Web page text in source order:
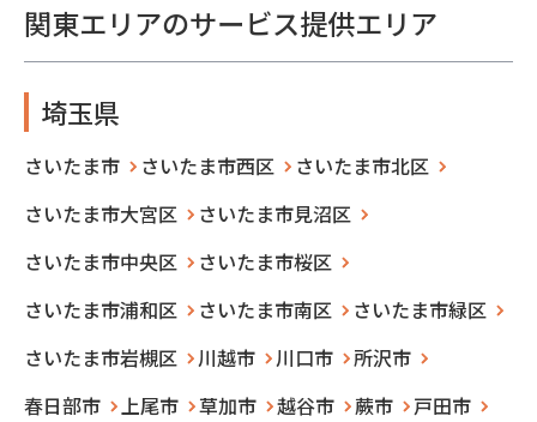
関東エリアのサービス提供エリア
埼玉県
さいたま市 さいたま市西区
さいたま市北区
さいたま市大宮区
さいたま市見沼区
さいたま市中央区
さいたま市桜区
さいたま市浦和区
さいたま市南区
さいたま市緑区
さいたま市岩槻区
川越市 川口市
所沢市
春日部市
上尾市 草加市 越谷市 蕨市
戸田市